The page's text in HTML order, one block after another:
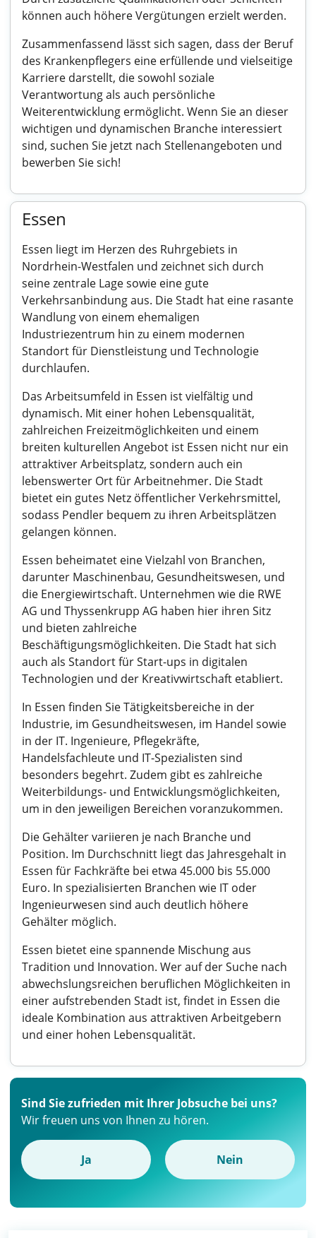
können auch höhere Vergütungen erzielt werden.
Zusammenfassend lässt sich sagen, dass der Beruf
des Krankenpflegers eine erfüllende und vielseitige
Karriere darstellt, die sowohl soziale
Verantwortung als auch persönliche
Weiterentwicklung ermöglicht. Wenn Sie an dieser
wichtigen und dynamischen Branche interessiert
sind, suchen Sie jetzt nach Stellenangeboten und
bewerben Sie sich!
Essen
Essen liegt im Herzen des Ruhrgebiets in
Nordrhein-Westfalen und zeichnet sich durch
seine zentrale Lage sowie eine gute
Verkehrsanbindung aus. Die Stadt hat eine rasante
Wandlung von einem ehemaligen
Industriezentrum hin zu einem modernen
Standort für Dienstleistung und Technologie
durchlaufen.
Das Arbeitsumfeld in Essen ist vielfältig und
dynamisch. Mit einer hohen Lebensqualität,
zahlreichen Freizeitmöglichkeiten und einem
breiten kulturellen Angebot ist Essen nicht nur ein
attraktiver Arbeitsplatz, sondern auch ein
lebenswerter Ort für Arbeitnehmer. Die Stadt
bietet ein gutes Netz öffentlicher Verkehrsmittel,
sodass Pendler bequem zu ihren Arbeitsplätzen
gelangen können.
Essen beheimatet eine Vielzahl von Branchen,
darunter Maschinenbau, Gesundheitswesen, und
die Energiewirtschaft. Unternehmen wie die RWE
AG und Thyssenkrupp AG haben hier ihren Sitz
und bieten zahlreiche
Beschäftigungsmöglichkeiten. Die Stadt hat sich
auch als Standort für Start-ups in digitalen
Technologien und der Kreativwirtschaft etabliert.
In Essen finden Sie Tätigkeitsbereiche in der
Industrie, im Gesundheitswesen, im Handel sowie
in der IT. Ingenieure, Pflegekräfte,
Handelsfachleute und IT-Spezialisten sind
besonders begehrt. Zudem gibt es zahlreiche
Weiterbildungs- und Entwicklungsmöglichkeiten,
um in den jeweiligen Bereichen voranzukommen.
Die Gehälter variieren je nach Branche und
Position. Im Durchschnitt liegt das Jahresgehalt in
Essen für Fachkräfte bei etwa 45.000 bis 55.000
Euro. In spezialisierten Branchen wie IT oder
Ingenieurwesen sind auch deutlich höhere
Gehälter möglich.
Essen bietet eine spannende Mischung aus
Tradition und Innovation. Wer auf der Suche nach
abwechslungsreichen beruflichen Möglichkeiten in
einer aufstrebenden Stadt ist, findet in Essen die
ideale Kombination aus attraktiven Arbeitgebern
und einer hohen Lebensqualität.
Sind Sie zufrieden mit Ihrer Jobsuche bei uns?
Wir freuen uns von Ihnen zu hören.
Ja Nein